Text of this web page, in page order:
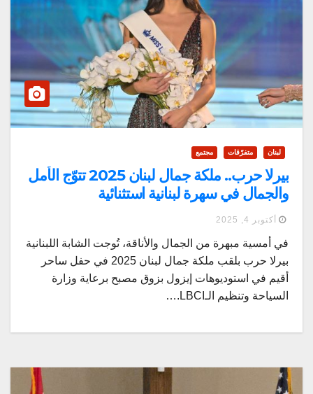
لبنان متفرّقات مجتمع
بيرلا حرب.. ملكة جمال لبنان 2025 تتوّج الأمل
والجمال في سهرة لبنانية استثنائية
أكتوبر 4, 2025
في أمسية مبهرة من الجمال والأناقة، تُوجت الشابة اللبنانية
بيرلا حرب بلقب ملكة جمال لبنان 2025 في حفل ساحر
أقيم في استوديوهات إيزول بزوق مصبح برعاية وزارة
السياحة وتنظيم الـLBCI.…